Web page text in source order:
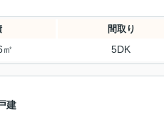
間取り
5DK
建